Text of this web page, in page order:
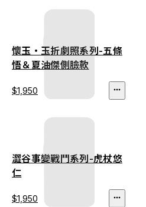
懷玉・玉折劇照系列-五條
悟＆夏油傑側臉款
$1,950
澀谷事變戰鬥系列-虎杖悠
仁
$1,950